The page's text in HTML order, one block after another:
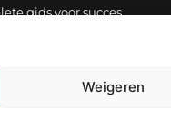
Weigeren
gids voor succes